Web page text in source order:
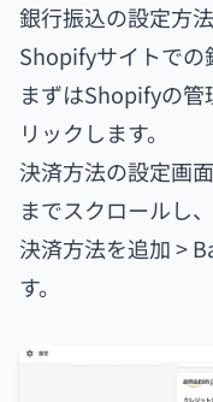
銀行振込の設定方
Shopifyサイトでの
まずはShopifyの管
リックします。
決済方法の設定画
までスクロールし
決済方法を追加 >
す。